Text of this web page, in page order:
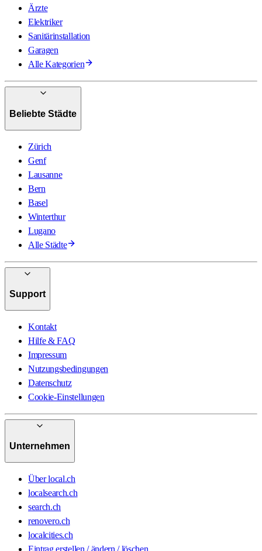
Ärzte
Elektriker
Sanitärinstallation
Garagen
Alle Kategorien
Beliebte Städte
Zürich
Genf
Lausanne
Bern
Basel
Winterthur
Lugano
Alle Städte
Support
Kontakt
Hilfe & FAQ
Impressum
Nutzungsbedingungen
Datenschutz
Cookie-Einstellungen
Unternehmen
Über local.ch
localsearch.ch
search.ch
renovero.ch
localcities.ch
Eintrag erstellen / ändern / löschen